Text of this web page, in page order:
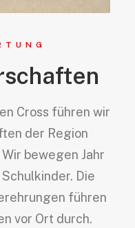
Cross führen wir
der Region
bewegen Jahr
Die
führen
vor Ort durch.